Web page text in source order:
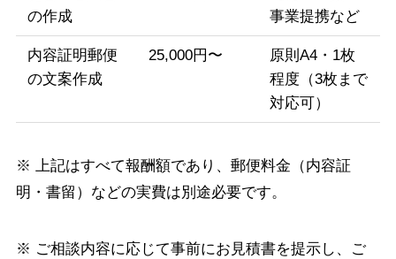
の作成
事業提携など
内容証明郵便
の文案作成
25,000円〜
原則A4・1枚
程度（3枚まで
対応可）
※ 上記はすべて報酬額であり、郵便料金（内容証
明・書留）などの実費は別途必要です。
※ ご相談内容に応じて事前にお見積書を提示し、ご